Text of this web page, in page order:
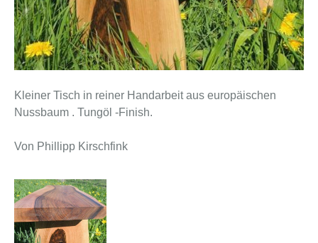
Kleiner Tisch in reiner Handarbeit aus europäischen
Nussbaum . Tungöl -Finish.
Von Phillipp Kirschfink